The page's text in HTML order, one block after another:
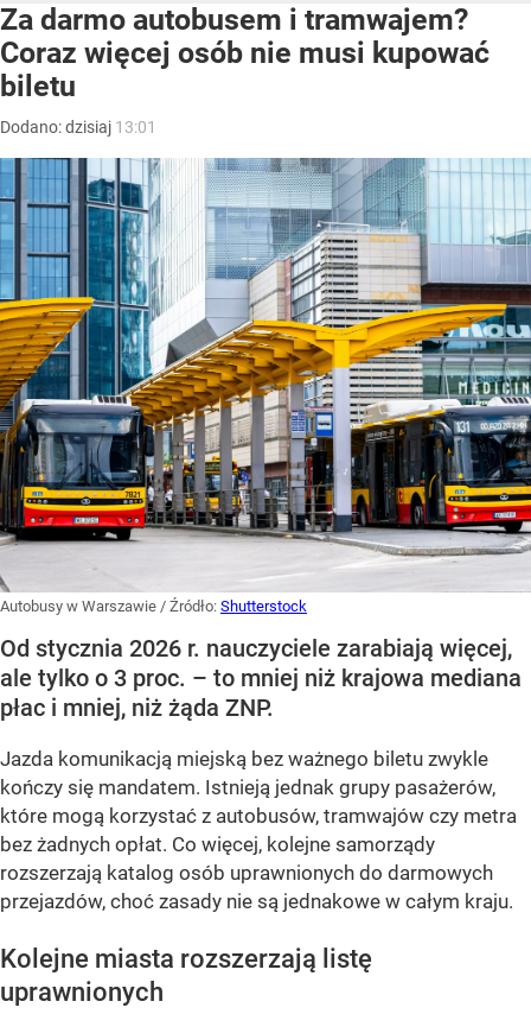
Za darmo autobusem i tramwajem?
Coraz więcej osób nie musi kupować
biletu
Dodano:dzisiaj 13:01
Autobusy w Warszawie / Źródło: Shutterstock
Od stycznia 2026 r. nauczyciele zarabiają więcej,
ale tylko o 3 proc. – to mniej niż krajowa mediana
płac i mniej, niż żąda ZNP.
Jazda komunikacją miejską bez ważnego biletu zwykle
kończy się mandatem. Istnieją jednak grupy pasażerów,
które mogą korzystać z autobusów, tramwajów czy metra
bez żadnych opłat. Co więcej, kolejne samorządy
rozszerzają katalog osób uprawnionych do darmowych
przejazdów, choć zasady nie są jednakowe w całym kraju.
Kolejne miasta rozszerzają listę
uprawnionych